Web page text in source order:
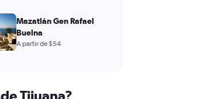
Tijuana?
Mazatlán Gen Rafael
Buelna
A partir de $54